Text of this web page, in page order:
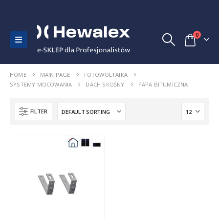
0
HOME MAIN PAGE
FOTOWOLTAIKA
SYSTEMY MOCOWANIA
DACH SKOŚNY PAPA BITUMICZNA
FILTER